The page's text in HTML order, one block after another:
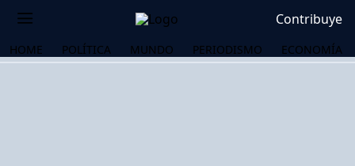
Contribuye
HOME POLÍTICA MUNDO PERIODISMO ECONOMÍA